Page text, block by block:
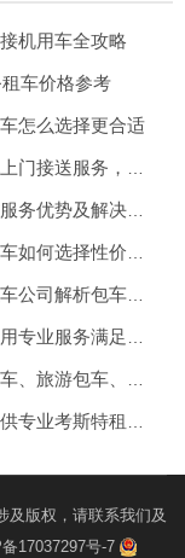
机用车全攻略
车价格参考
怎么选择更合适
北京租车价格一天多少钱？北京全区司机上门接送服务，让出行更方便
北京班车租赁公司哪家好？企业班车租赁服务优势及解决方案
北京租车公司哪家最便宜又好？带司机租车如何选择性价比高的服务
北京带司机租车一天多少钱？北京分众租车公司解析包车价格与服务优势
北京哪个租车公司好？北京分众租车公司用专业服务满足商务、旅游多场景出行需求
北京分众租车公司服务案例分享：商务租车、旅游包车、考斯特、中巴车及企业长期用车解决方案
北京租车公司推荐：北京分众租车公司提供专业考斯特租赁服务
及版权，请联系我们及
17037297号-7